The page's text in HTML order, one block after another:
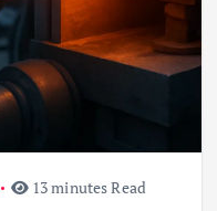
13 minutes Read